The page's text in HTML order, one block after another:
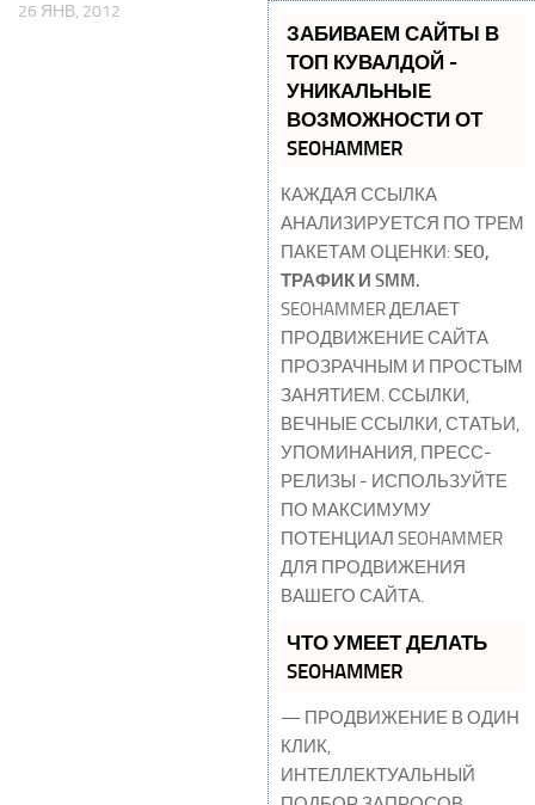
26 ЯНВ, 2012
ЗАБИВАЕМ САЙТЫ В
ТОП КУВАЛДОЙ -
УНИКАЛЬНЫЕ
ВОЗМОЖНОСТИ ОТ
SEOHAMMER
КАЖДАЯ ССЫЛКА
АНАЛИЗИРУЕТСЯ ПО ТРЕМ
ПАКЕТАМ ОЦЕНКИ:SEO,
ТРАФИК И SMM.
SEOHAMMER ДЕЛАЕТ
ПРОДВИЖЕНИЕ САЙТА
ПРОЗРАЧНЫМ И ПРОСТЫМ
ЗАНЯТИЕМ. ССЫЛКИ,
ВЕЧНЫЕ ССЫЛКИ, СТАТЬИ,
УПОМИНАНИЯ, ПРЕСС-
РЕЛИЗЫ - ИСПОЛЬЗУЙТЕ
ПО МАКСИМУМУ
ПОТЕНЦИАЛ SEOHAMMER
ДЛЯ ПРОДВИЖЕНИЯ
ВАШЕГО САЙТА.
ЧТО УМЕЕТ ДЕЛАТЬ
SEOHAMMER
— ПРОДВИЖЕНИЕ В ОДИН
КЛИК,
ИНТЕЛЛЕКТУАЛЬНЫЙ